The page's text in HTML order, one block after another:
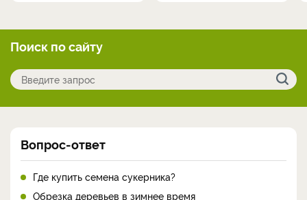
Поиск по сайту
Вопрос-ответ
Где купить семена сукерника?
Обрезка деревьев в зимнее время